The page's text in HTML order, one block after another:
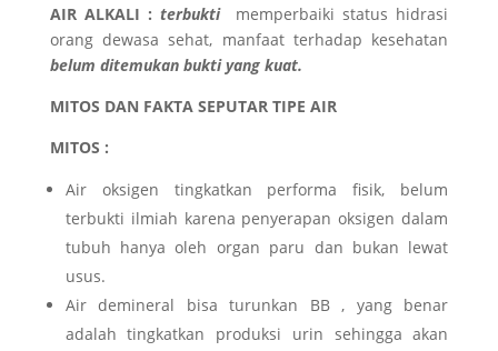
AIR ALKALI : terbukti
memperbaiki status hidrasi
orang dewasa sehat, manfaat terhadap kesehatan
belum ditemukan bukti yang kuat.
MITOS DAN FAKTA SEPUTAR TIPE AIR
MITOS :
Air oksigen tingkatkan performa fisik, belum
terbukti ilmiah karena penyerapan oksigen dalam
tubuh hanya oleh organ paru dan bukan lewat
usus.
Air demineral bisa turunkan BB , yang benar
adalah tingkatkan produksi urin sehingga akan